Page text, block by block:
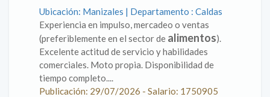
Ubicación: Manizales | Departamento : Caldas
Experiencia en impulso, mercadeo o ventas
(preferiblemente en el sector de alimentos).
Excelente actitud de servicio y habilidades
comerciales. Moto propia. Disponibilidad de
tiempo completo....
Publicación: 29/07/2026 - Salario: 1750905